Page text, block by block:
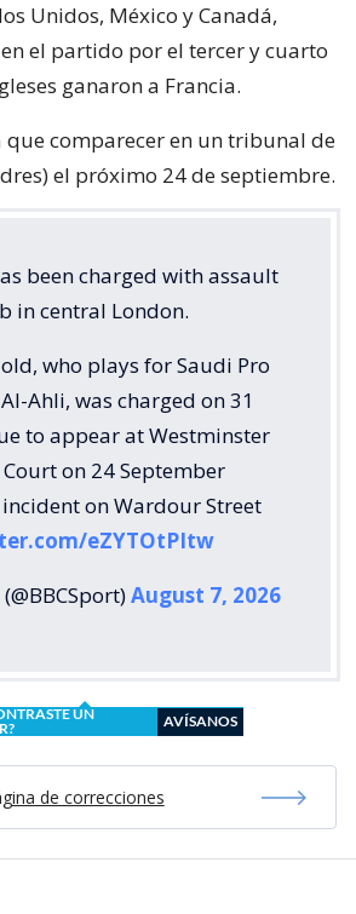
Unidos, México y Canadá,
el partido por el tercer y cuarto
ganaron a Francia.
comparecer en un tribunal de
el próximo 24 de septiembre.
been charged with assault
in central London.
who plays for Saudi Pro
Ahli, was charged on 31
to appear at Westminster
on 24 September
on Wardour Street
eZYTOtPItw
August 7, 2026
UN
AVÍSANOS
de correcciones